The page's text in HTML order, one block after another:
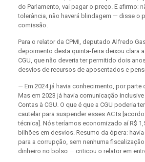
do Parlamento, vai pagar o preço. E afirmo:
tolerância, não haverá blindagem — disse o
comissão.
Para o relator da CPMI, deputado Alfredo
depoimento desta quinta-feira deixou clara
CGU, que não deveria ter permitido dois
desvios de recursos de aposentados e
— Em 2024 já havia conhecimento, por parte
Mas em 2023 já havia comunicação
Contas à CGU. O que é que a CGU poderia
cautelar para suspender esses ACTs [
técnica ]. Nós teríamos economizado aí R$
bilhões em desvios. Resumo da ópera:
para a corrupção, sem nenhuma
dinheiro no bolso — criticou o relator em